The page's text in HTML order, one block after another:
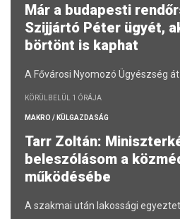
Már a budapesti
Szijjártó Péter ügyét,
börtönt is kaphat
A Fővárosi Nyomozó Ügyészség
KÖRÜLBELÜL 1 ÓRÁJA
MAKRO / KÜLGAZDASÁG
Tarr Zoltán:
beleszólásom a
működésébe
A szakmai után lakossági